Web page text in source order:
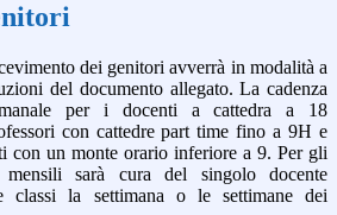
dei genitori avverrà in modalità a
del documento allegato. La cadenza
per i docenti a cattedra a 18
con cattedre part time fino a 9H e
con un monte orario inferiore a 9. Per gli
sarà cura del singolo docente
classi la settimana o le settimane dei